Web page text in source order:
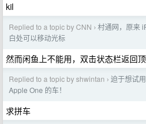
kil
Replied to a topic by CNN › 村通网，原来
白处可以移动光标
然而闲鱼上不能用，双击状态栏返回
Replied to a topic by shwintan › 迫于想试
Apple One 的车！
求拼车